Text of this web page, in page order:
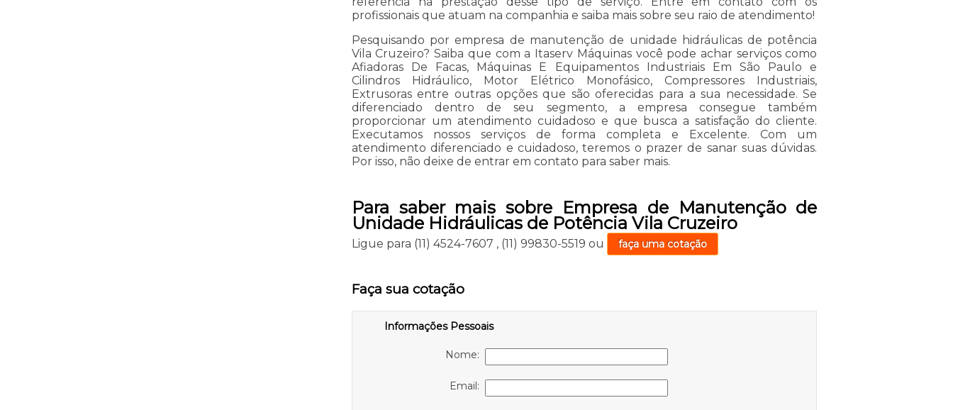
profissionais que atuam na companhia e saiba mais sobre seu raio de atendimento!
Pesquisando por empresa de manutenção de unidade hidráulicas de potência
Vila Cruzeiro? Saiba que com a Itaserv Máquinas você pode achar serviços como
Afiadoras De Facas, Máquinas E Equipamentos Industriais Em São Paulo e
Cilindros Hidráulico, Motor Elétrico Monofásico, Compressores Industriais,
Extrusoras entre outras opções que são oferecidas para a sua necessidade. Se
diferenciado dentro de seu segmento, a empresa consegue também
proporcionar um atendimento cuidadoso e que busca a satisfação do cliente.
Executamos nossos serviços de forma completa e Excelente. Com um
atendimento diferenciado e cuidadoso, teremos o prazer de sanar suas dúvidas.
Por isso, não deixe de entrar em contato para saber mais.
Para saber mais sobre Empresa de Manutenção de
Unidade Hidráulicas de Potência Vila Cruzeiro
Ligue para (11) 4524-7607 , (11) 99830-5519 ou faça uma cotação
Faça sua cotação
Informações Pessoais
Nome:
Email: